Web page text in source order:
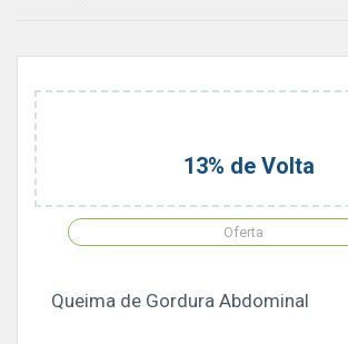
13% de Volta
Oferta
Queima de Gordura Abdominal